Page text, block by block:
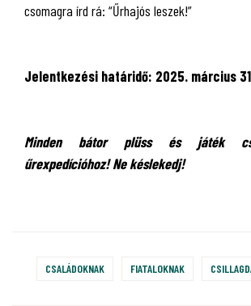
csomagra írd rá: “Űrhajós leszek!”
Jelentkezési határidő: 2025. március
Minden bátor plüss és játék
űrexpedícióhoz! Ne késlekedj!
CSALÁDOKNAK FIATALOKNAK